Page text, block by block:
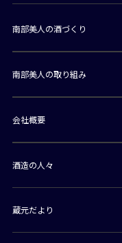
南部美人の酒づくり
南部美人の取り組み
会社概要
酒造の人々
蔵元だより